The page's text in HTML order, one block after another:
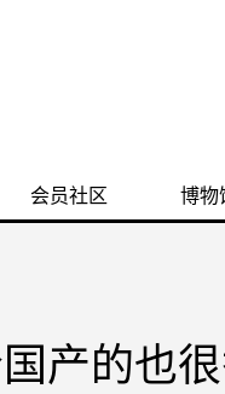
会员社区 博物
产的也